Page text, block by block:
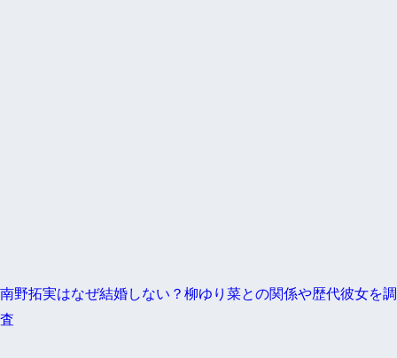
南野拓実はなぜ結婚しない？柳ゆり菜との関係や歴代彼女を調
査